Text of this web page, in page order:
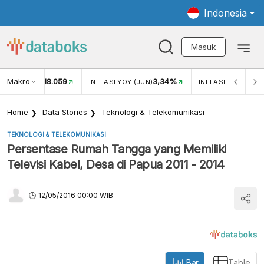
Indonesia
Masuk
Makro
USD/IDR 18.059 INFLASI YOY (JUN)3,34% INFLASI MOM
Home Data Stories Teknologi & Telekomunikasi
TEKNOLOGI & TELEKOMUNIKASI
Persentase Rumah Tangga yang Memiliki
Televisi Kabel, Desa di Papua 2011 - 2014
12/05/2016 00:00 WIB